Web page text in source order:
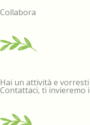
Collabora
Hai un attività e
Contattaci, ti invieremo